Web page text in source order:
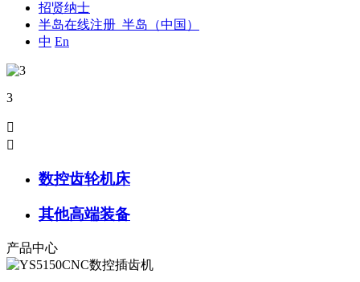
招贤纳士
半岛在线注册_半岛（中国）
中 En
3


数控齿轮机床
其他高端装备
产品中心